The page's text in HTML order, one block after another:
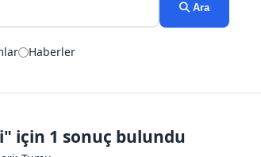
Ara
Haberler
için 1 sonuç bulundu